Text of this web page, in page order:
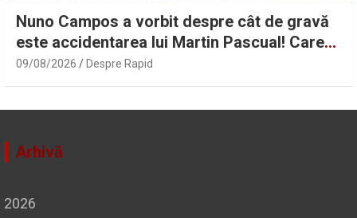
Nuno Campos a vorbit despre cât de gravă
este accidentarea lui Martin Pascual! Care
este situația lui Karamoko | Sport.ro
09/08/2026 Despre Rapid
Arhivă
2026